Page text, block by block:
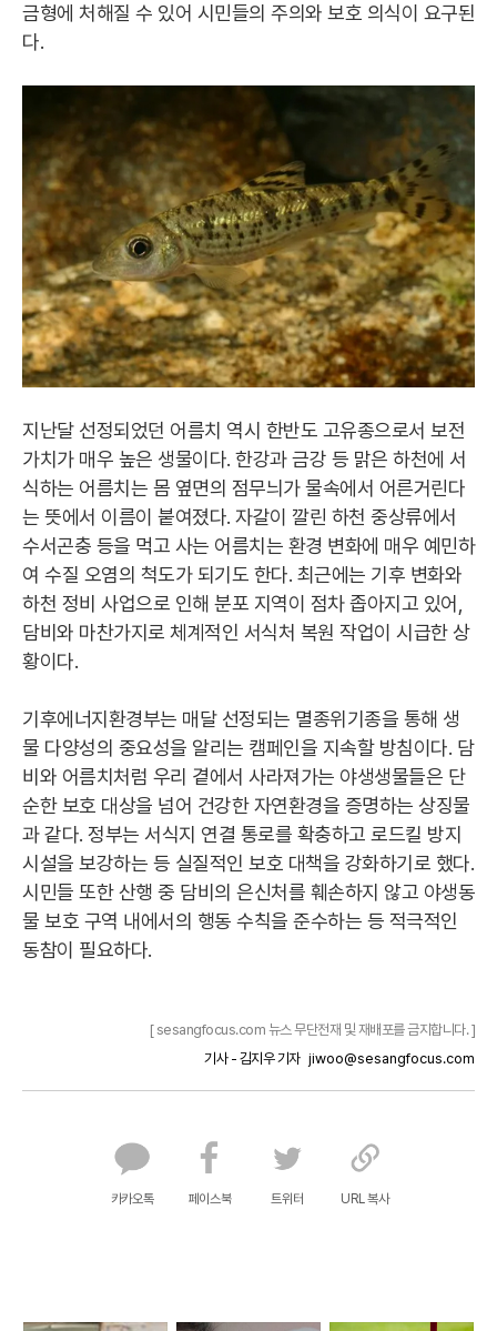
금형에 처해질 수 있어 시민들의 주의와 보호 의식이 요구된
다.
지난달 선정되었던 어름치 역시 한반도 고유종으로서 보전
가치가 매우 높은 생물이다. 한강과 금강 등 맑은 하천에 서
식하는 어름치는 몸 옆면의 점무늬가 물속에서 어른거린다
는 뜻에서 이름이 붙여졌다. 자갈이 깔린 하천 중상류에서
수서곤충 등을 먹고 사는 어름치는 환경 변화에 매우 예민하
여 수질 오염의 척도가 되기도 한다. 최근에는 기후 변화와
하천 정비 사업으로 인해 분포 지역이 점차 좁아지고 있어,
담비와 마찬가지로 체계적인 서식처 복원 작업이 시급한 상
황이다.
기후에너지환경부는 매달 선정되는 멸종위기종을 통해 생
물 다양성의 중요성을 알리는 캠페인을 지속할 방침이다. 담
비와 어름치처럼 우리 곁에서 사라져가는 야생생물들은 단
순한 보호 대상을 넘어 건강한 자연환경을 증명하는 상징물
과 같다. 정부는 서식지 연결 통로를 확충하고 로드킬 방지
시설을 보강하는 등 실질적인 보호 대책을 강화하기로 했다.
시민들 또한 산행 중 담비의 은신처를 훼손하지 않고 야생동
물 보호 구역 내에서의 행동 수칙을 준수하는 등 적극적인
동참이 필요하다.
[ sesangfocus.com 뉴스 무단전재 및 재배포를 금지합니다. ]
기사 - 김지우 기자 jiwoo@sesangfocus.com
카카오톡 페이스북 트위터 URL 복사